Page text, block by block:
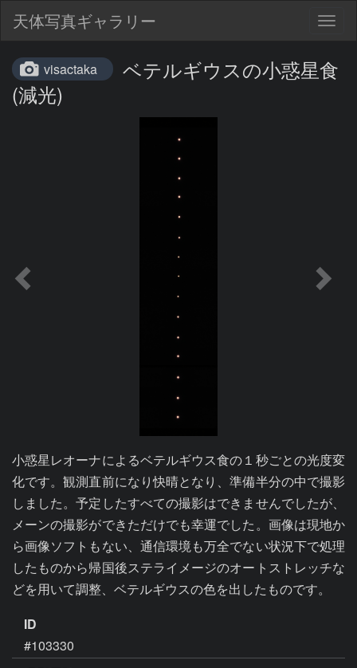
天体写真ギャラリー
visactaka
ベテルギウスの小惑星食
(減光)
小惑星レオーナによるベテルギウス食の１秒ごとの光度変
化です。観測直前になり快晴となり、準備半分の中で撮影
しました。予定したすべての撮影はできませんでしたが、
メーンの撮影ができただけでも幸運でした。画像は現地か
ら画像ソフトもない、通信環境も万全でない状況下で処理
したものから帰国後ステライメージのオートストレッチな
ID
#103330